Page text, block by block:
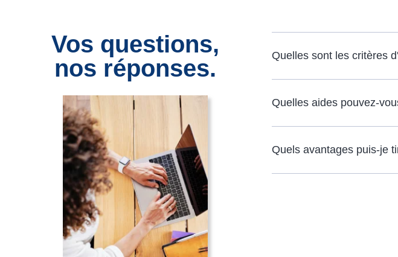
Vos questions,
nos réponses.
Quelles sont les critères
Quelles aides pouvez-
Quels avantages puis-je